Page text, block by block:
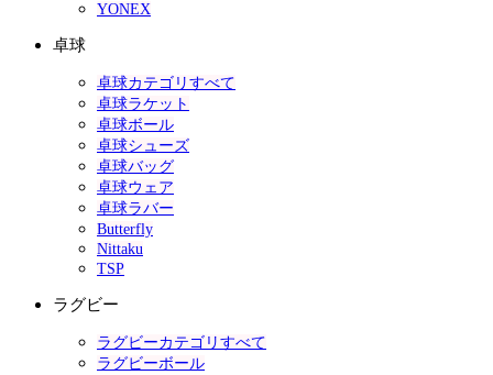
YONEX
卓球
卓球カテゴリすべて
卓球ラケット
卓球ボール
卓球シューズ
卓球バッグ
卓球ウェア
卓球ラバー
Butterfly
Nittaku
TSP
ラグビー
ラグビーカテゴリすべて
ラグビーボール